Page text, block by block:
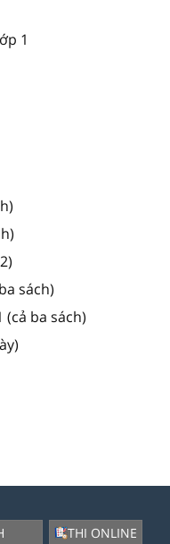
1
sách)
ba sách)
THI ONLINE